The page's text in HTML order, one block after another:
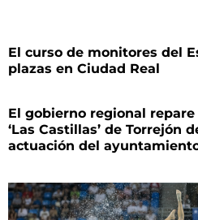
El curso de monitores del
plazas en Ciudad Real
El gobierno regional
‘Las Castillas’ de Torrejón
actuación del